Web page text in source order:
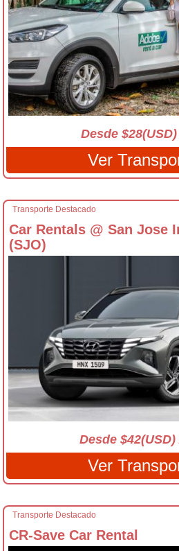
Desde
Ver
Transporte Destacado
Car Rentals @ San Jose
(SJO)
Desde $42(USD)
Ver
Transporte Destacado
CR-Save Car Rental